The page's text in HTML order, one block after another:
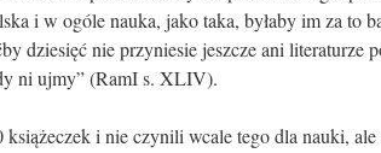
i w ogóle nauka, jako taka, byłaby im za to
dziesięć nie przyniesie jeszcze ani literaturze
ni ujmy” (RamI s. XLIV).
i nie czynili wcale tego dla nauki, ale